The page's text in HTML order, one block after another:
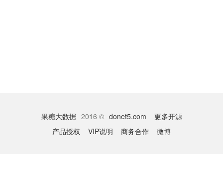
果糖大数据 2016 © donet5.com
更多开源
产品授权
VIP说明 商务合作 微博